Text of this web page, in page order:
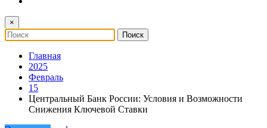
×
Главная
2025
Февраль
15
Центральный Банк России: Условия и Возможности
Снижения Ключевой Ставки